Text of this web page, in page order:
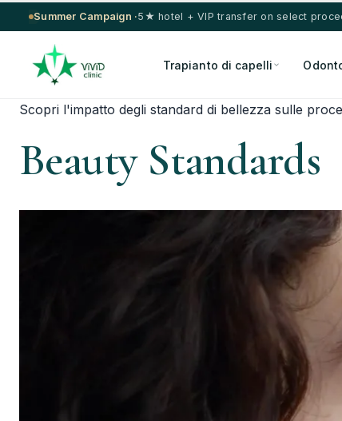
Summer Campaign ·5★ hotel + VIP transfer on select
Trapianto di capelli
Scopri l'impatto degli standard di bellezza sulle
Beauty Standards